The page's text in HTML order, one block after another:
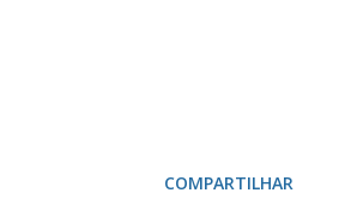
COMPARTILHAR